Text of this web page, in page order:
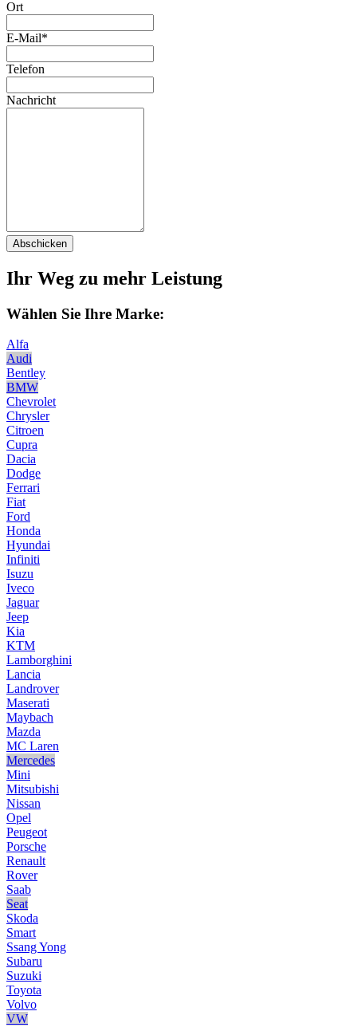
Ort
E-Mail*
Telefon
Nachricht
Abschicken
Ihr Weg zu mehr Leistung
Wählen Sie Ihre Marke:
Alfa
Audi
Bentley
BMW
Chevrolet
Chrysler
Citroen
Cupra
Dacia
Dodge
Ferrari
Fiat
Ford
Honda
Hyundai
Infiniti
Isuzu
Iveco
Jaguar
Jeep
Kia
KTM
Lamborghini
Lancia
Landrover
Maserati
Maybach
Mazda
MC Laren
Mercedes
Mini
Mitsubishi
Nissan
Opel
Peugeot
Porsche
Renault
Rover
Saab
Seat
Skoda
Smart
Ssang Yong
Subaru
Suzuki
Toyota
Volvo
VW